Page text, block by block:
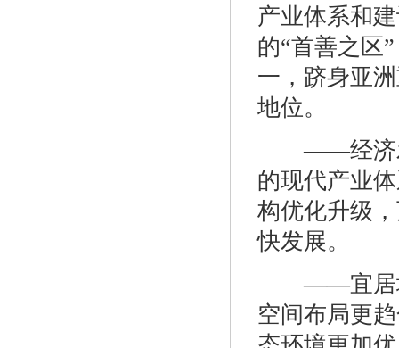
产业体系和
的“首善之区
一，跻身亚
地位。
——经济发
的现代产业
构优化升级
快发展。
——宜居城
空间布局更